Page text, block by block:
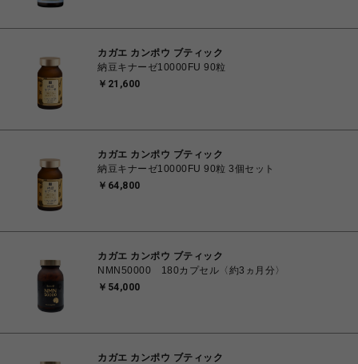
カガエ カンポウ ブティック
納豆キナーゼ10000FU 90粒
￥21,600
カガエ カンポウ ブティック
納豆キナーゼ10000FU 90粒 3個セット
￥64,800
カガエ カンポウ ブティック
NMN50000 180カプセル〈約3ヵ月分〉
￥54,000
カガエ カンポウ ブティック